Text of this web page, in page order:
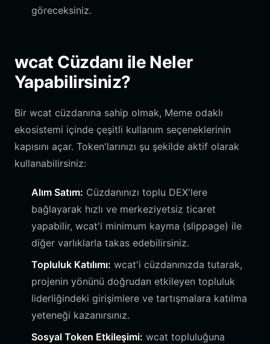
göreceksiniz.
wcat Cüzdanı ile Neler
Yapabilirsiniz?
Bir wcat cüzdanına sahip olmak, Meme odaklı
ekosistemi içinde çeşitli kullanım seçeneklerinin
kapısını açar. Token'larınızı şu şekilde aktif olarak
kullanabilirsiniz:
Alım Satım: Cüzdanınızı toplu DEX'lere
bağlayarak hızlı ve merkeziyetsiz ticaret
yapabilir, wcat'i minimum kayma (slippage) ile
diğer varlıklarla takas edebilirsiniz.
Topluluk Katılımı: wcat'i cüzdanınızda tutarak,
projenin yönünü doğrudan etkileyen topluluk
liderliğindeki girişimlere ve tartışmalara katılma
yeteneği kazanırsınız.
Sosyal Token Etkileşimi: wcat topluluğuna